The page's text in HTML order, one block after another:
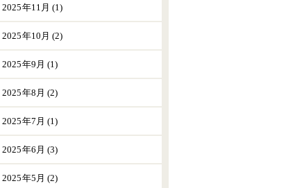
2025年11月 (1)
2025年10月 (2)
2025年9月 (1)
2025年8月 (2)
2025年7月 (1)
2025年6月 (3)
2025年5月 (2)